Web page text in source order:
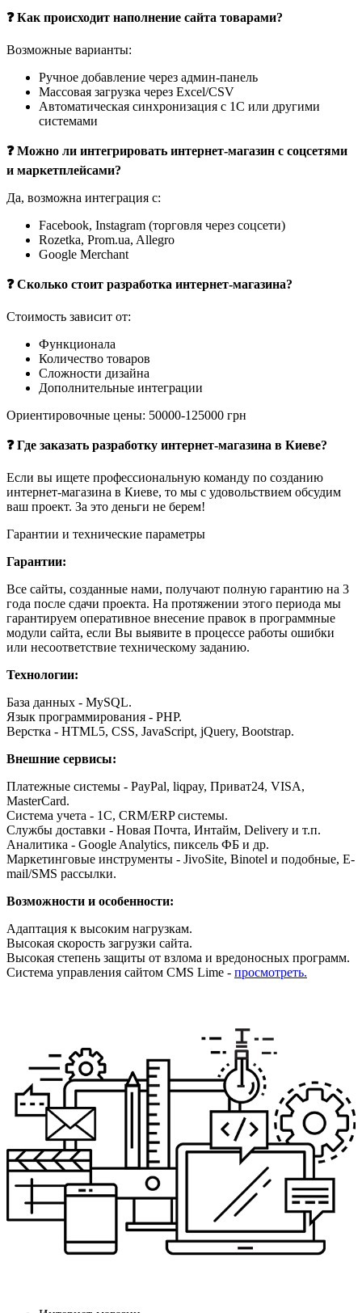
❓ Как происходит наполнение сайта товарами?
Возможные варианты:
Ручное добавление через админ-панель
Массовая загрузка через Excel/CSV
Автоматическая синхронизация с 1С или другими
системами
❓ Можно ли интегрировать интернет-магазин с соцсетями
и маркетплейсами?
Да, возможна интеграция с:
Facebook, Instagram (торговля через соцсети)
Rozetka, Prom.ua, Allegro
Google Merchant
❓ Сколько стоит разработка интернет-магазина?
Стоимость зависит от:
Функционала
Количество товаров
Сложности дизайна
Дополнительные интеграции
Ориентировочные цены: 50000-125000 грн
❓ Где заказать разработку интернет-магазина в Киеве?
Если вы ищете профессиональную команду по созданию
интернет-магазина в Киеве, то мы с удовольствием обсудим
ваш проект. За это деньги не берем!
Гарантии и технические параметры
Гарантии:
Все сайты, созданные нами, получают полную гарантию на 3
года после сдачи проекта. На протяжении этого периода мы
гарантируем оперативное внесение правок в программные
модули сайта, если Вы выявите в процессе работы ошибки
или несоответствие техническому заданию.
Технологии:
База данных - MySQL.
Язык программирования - PHP.
Верстка - HTML5, CSS, JavaScript, jQuery, Bootstrap.
Внешние сервисы:
Платежные системы - PayPal, liqpay, Приват24, VISA,
MasterCard.
Система учета - 1С, CRM/ERP системы.
Службы доставки - Новая Почта, Интайм, Delivery и т.п.
Аналитика - Google Analytics, пиксель ФБ и др.
Маркетинговые инструменты - JivoSite, Binotel и подобные, E-
mail/SMS рассылки.
Возможности и особенности:
Адаптация к высоким нагрузкам.
Высокая скорость загрузки сайта.
Высокая степень защиты от взлома и вредоносных программ.
Система управления сайтом CMS Lime - просмотреть.